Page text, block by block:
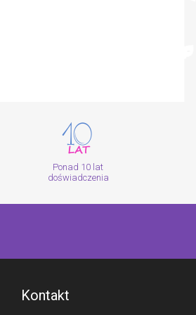
Ponad 10 lat
doświadczenia
Kontakt